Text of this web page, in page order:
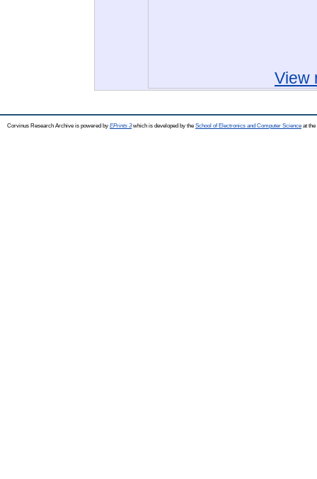
View
Corvinus Research Archive is powered by EPrints 3which is developed by the School of Electronics and Computer Science at